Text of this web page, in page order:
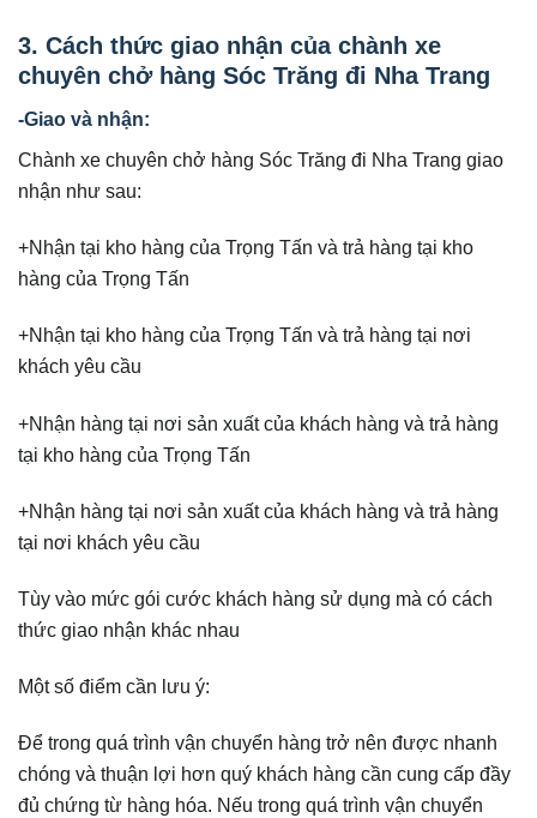
3. Cách thức giao nhận của chành xe
chuyên chở hàng Sóc Trăng đi Nha Trang
-Giao và nhận:
Chành xe chuyên chở hàng Sóc Trăng đi Nha Trang giao
nhận như sau:
+Nhận tại kho hàng của Trọng Tấn và trả hàng tại kho
hàng của Trọng Tấn
+Nhận tại kho hàng của Trọng Tấn và trả hàng tại nơi
khách yêu cầu
+Nhận hàng tại nơi sản xuất của khách hàng và trả hàng
tại kho hàng của Trọng Tấn
+Nhận hàng tại nơi sản xuất của khách hàng và trả hàng
tại nơi khách yêu cầu
Tùy vào mức gói cước khách hàng sử dụng mà có cách
thức giao nhận khác nhau
Một số điểm cần lưu ý:
Để trong quá trình vận chuyển hàng trở nên được nhanh
chóng và thuận lợi hơn quý khách hàng cần cung cấp đầy
đủ chứng từ hàng hóa. Nếu trong quá trình vận chuyển